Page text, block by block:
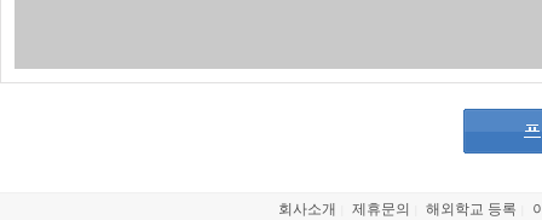
회사소개 제휴문의 해외학교 등록